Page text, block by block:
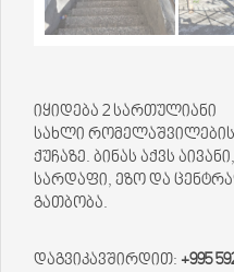
იყიდება 2 სართულიანი
სახლი რომელაშვილების
ქუჩაზე. ბინას აქვს აივანი,
სარდაფი, ეზო და
გათბობა.
დაგვიკავშირდით: +995